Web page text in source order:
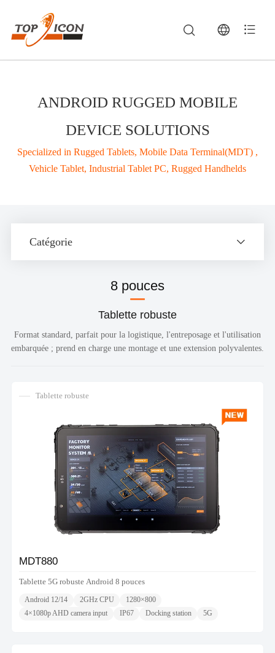
ANDROID RUGGED MOBILE
DEVICE SOLUTIONS
Specialized in Rugged Tablets, Mobile Data Terminal(MDT) ,
Vehicle Tablet, Industrial Tablet PC, Rugged Handhelds
Catégorie
8 pouces
Tablette robuste
Format standard, parfait pour la logistique, l'entreposage et l'utilisation
embarquée ; prend en charge une montage et une extension polyvalentes.
Tablette robuste
MDT880
Tablette 5G robuste Android 8 pouces
Android 12/14 2GHz CPU
1280×800
4×1080p AHD camera input
IP67 Docking station 5G